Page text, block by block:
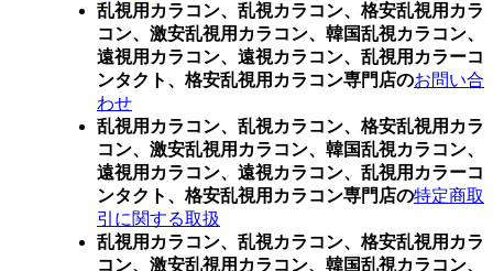
乱視用カラコン、乱視カラコン、格安乱視用カラ
コン、激安乱視用カラコン、韓国乱視カラコン、
遠視用カラコン、遠視カラコン、乱視用カラーコ
ンタクト、格安乱視用カラコン専門店のお問い合
わせ
乱視用カラコン、乱視カラコン、格安乱視用カラ
コン、激安乱視用カラコン、韓国乱視カラコン、
遠視用カラコン、遠視カラコン、乱視用カラーコ
ンタクト、格安乱視用カラコン専門店の特定商取
引に関する取扱
乱視用カラコン、乱視カラコン、格安乱視用カラ
コン、激安乱視用カラコン、韓国乱視カラコン、